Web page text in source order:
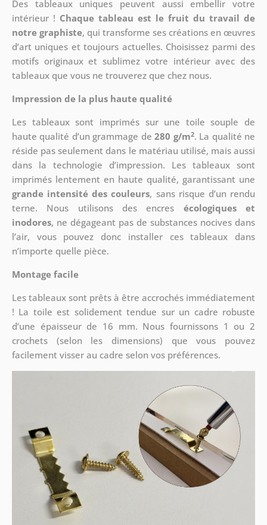
Des tableaux uniques peuvent aussi embellir votre
intérieur ! Chaque tableau est le fruit du travail de
notre graphiste, qui transforme ses créations en œuvres
d’art uniques et toujours actuelles. Choisissez parmi des
motifs originaux et sublimez votre intérieur avec des
tableaux que vous ne trouverez que chez nous.
Impression de la plus haute qualité
Les tableaux sont imprimés sur une toile souple de
haute qualité d’un grammage de280 g/m2. La qualité ne
réside pas seulement dans le matériau utilisé, mais aussi
dans la technologie d’impression. Les tableaux sont
imprimés lentement en haute qualité, garantissant une
grande intensité des couleurs, sans risque d’un rendu
terne. Nous utilisons des encres écologiques et
inodores, ne dégageant pas de substances nocives dans
l’air, vous pouvez donc installer ces tableaux dans
n’importe quelle pièce.
Montage facile
Les tableaux sont prêts à être accrochés immédiatement
! La toile est solidement tendue sur un cadre robuste
d’une épaisseur de 16 mm. Nous fournissons 1 ou 2
crochets (selon les dimensions) que vous pouvez
facilement visser au cadre selon vos préférences.